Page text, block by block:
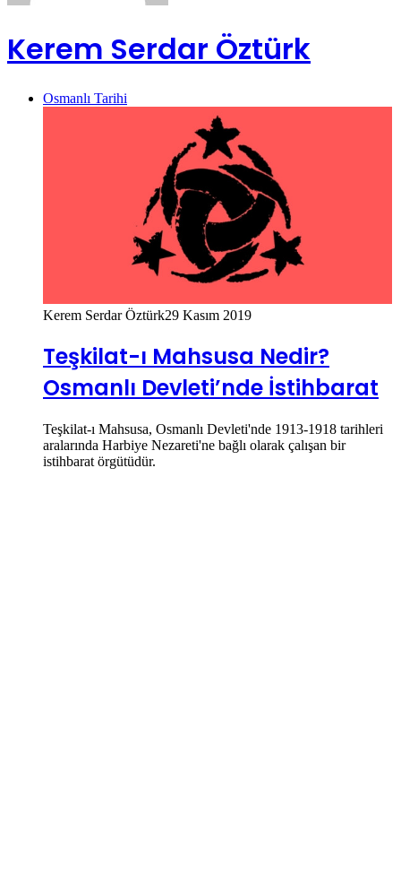
Kerem Serdar Öztürk
Osmanlı Tarihi
Kerem Serdar Öztürk29 Kasım 2019
Teşkilat-ı Mahsusa Nedir?
Osmanlı Devleti’nde İstihbarat
Teşkilat-ı Mahsusa, Osmanlı Devleti'nde 1913-1918 tarihleri
aralarında Harbiye Nezareti'ne bağlı olarak çalışan bir
istihbarat örgütüdür.